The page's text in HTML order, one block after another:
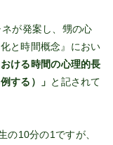
が発案し、甥の心
と時間概念』におい
ける時間の心理的長
する）」 と記されて
10分の1ですが、